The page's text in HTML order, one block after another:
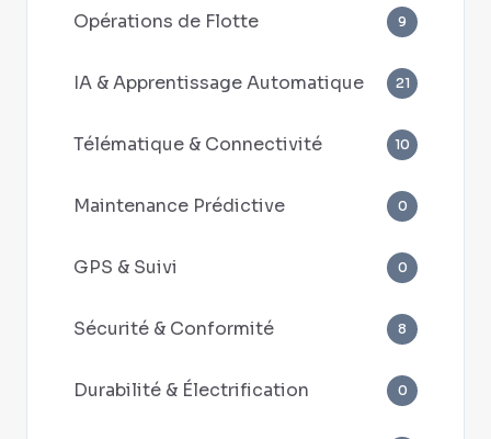
Opérations de Flotte 9
IA & Apprentissage Automatique 21
Télématique & Connectivité 10
Maintenance Prédictive 0
GPS & Suivi 0
Sécurité & Conformité 8
Durabilité & Électrification 0